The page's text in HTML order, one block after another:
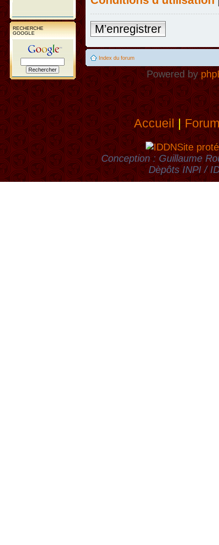
RECHERCHE
GOOGLE
M’enregistrer
Index du forum
Powered by
Accueil|
Site
Conception : Guillaume
Dèpôts INPI /